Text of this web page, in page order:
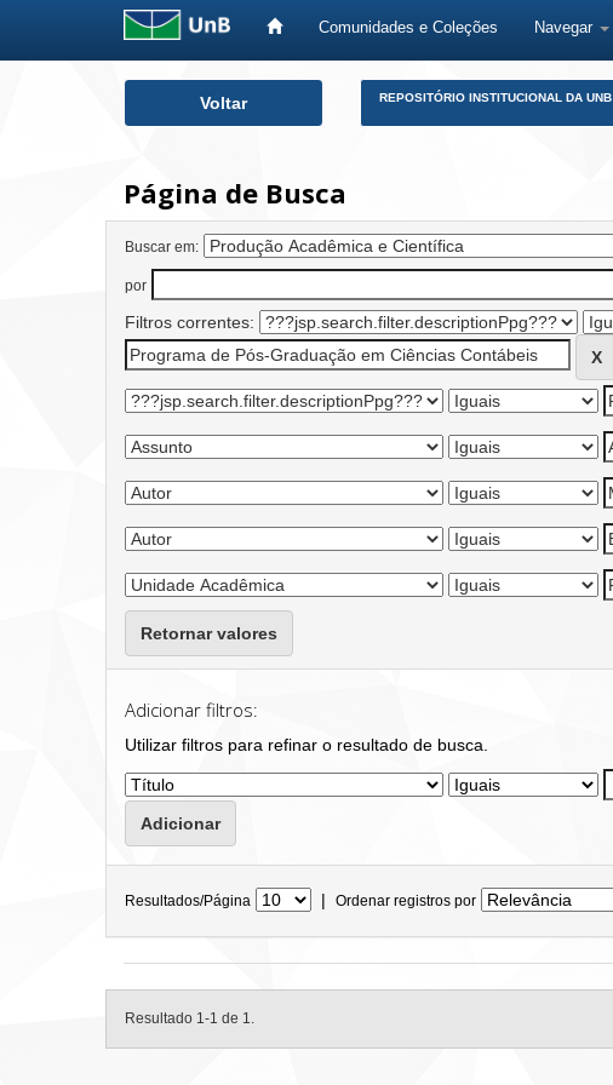
Comunidades e Coleções Navegar
Voltar REPOSITÓRIO INSTITUCIONAL DA UNB
Página de Busca
Buscar em:
por
Filtros correntes:
Retornar valores
Adicionar filtros:
Utilizar filtros para refinar o resultado de busca.
Resultados/Página | Ordenar registros por
Resultado 1-1 de 1.